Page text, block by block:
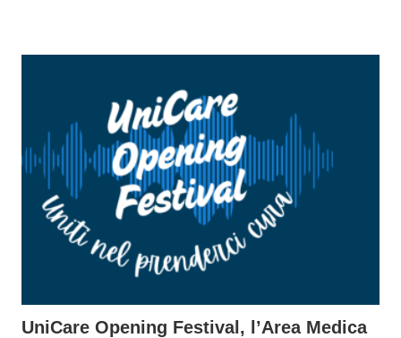
UniCare Opening Festival, l’Area Medica